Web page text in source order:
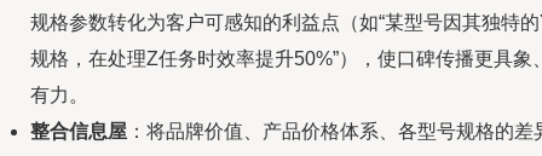
规格参数转化为客户可感知的利益点（如“某型号因其独特
规格，在处理Z任务时效率提升50%”），使口碑传播更具象
有力。
整合信息屋 ：将品牌价值、产品价格体系、各型号规格的差